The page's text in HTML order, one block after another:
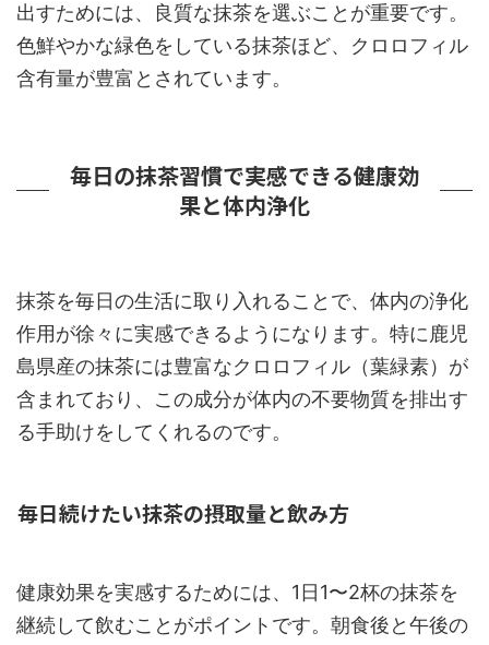
出すためには、良質な抹茶を選ぶことが重要です。
色鮮やかな緑色をしている抹茶ほど、クロロフィル
含有量が豊富とされています。
毎日の抹茶習慣で実感できる健康効
果と体内浄化
抹茶を毎日の生活に取り入れることで、体内の浄化
作用が徐々に実感できるようになります。特に鹿児
島県産の抹茶には豊富なクロロフィル（葉緑素）が
含まれており、この成分が体内の不要物質を排出す
る手助けをしてくれるのです。
毎日続けたい抹茶の摂取量と飲み方
健康効果を実感するためには、1日1〜2杯の抹茶を
継続して飲むことがポイントです。朝食後と午後の